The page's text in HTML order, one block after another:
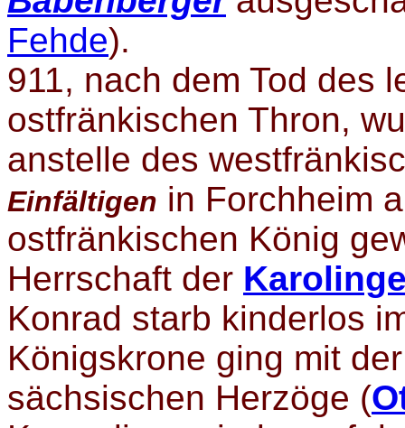
Fehde).
911, nach dem Tod des
ostfränkischen Thron,
anstelle des
Einfältigen in Forchheim
ostfränkischen König
Herrschaft der
Konrad starb kinderlos
Königskrone ging mit
sächsischen Herzöge (